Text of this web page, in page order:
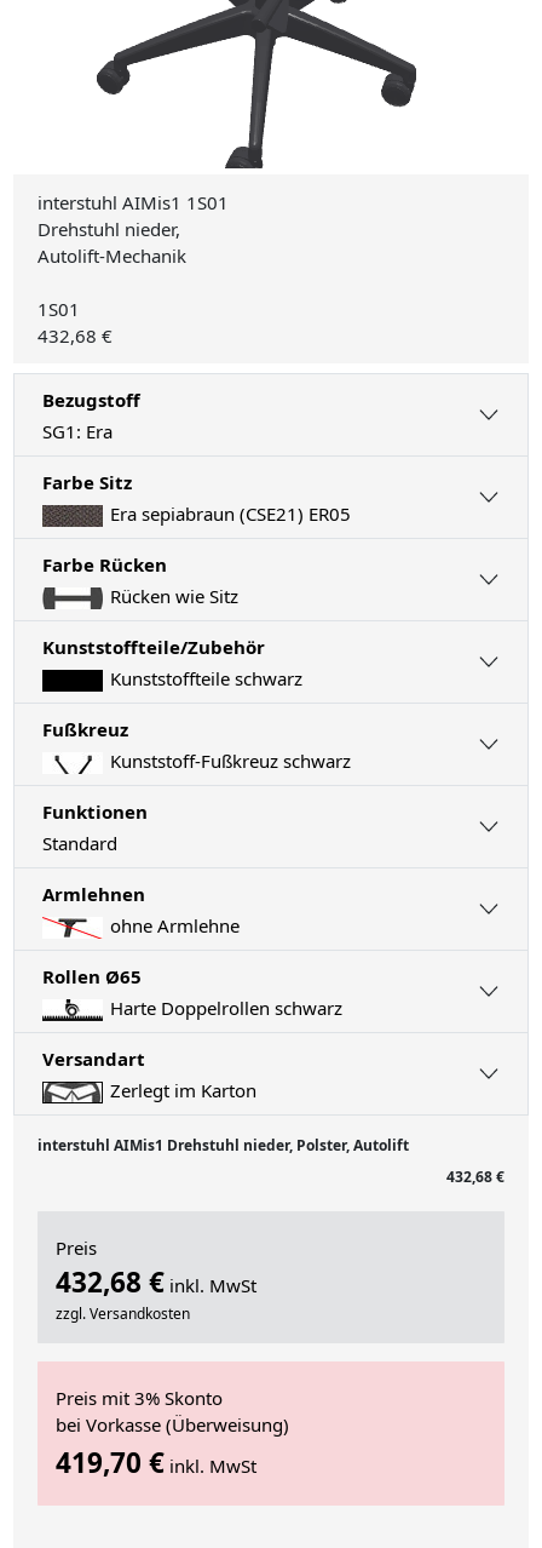
interstuhl AIMis1 1S01
Drehstuhl nieder,
Autolift-Mechanik
1S01
432,68 €
Bezugstoff
SG1: Era
Farbe Sitz
Era sepiabraun (CSE21) ER05
Farbe Rücken
Rücken wie Sitz
Kunststoffteile/Zubehör
Kunststoffteile schwarz
Fußkreuz
Kunststoff-Fußkreuz schwarz
Funktionen
Standard
Armlehnen
ohne Armlehne
Rollen Ø65
Harte Doppelrollen schwarz
Versandart
Zerlegt im Karton
interstuhl AIMis1 Drehstuhl nieder, Polster, Autolift
432,68 €
Preis
432,68 € inkl. MwSt
zzgl. Versandkosten
Preis mit 3% Skonto
bei Vorkasse (Überweisung)
419,70 € inkl. MwSt